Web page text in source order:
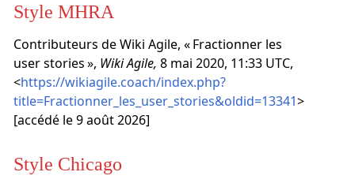
Style MHRA
Contributeurs de Wiki Agile, « Fractionner les
user stories », Wiki Agile, 8 mai 2020, 11:33 UTC,
<https://wikiagile.coach/index.php?
title=Fractionner_les_user_stories&oldid=13341>
[accédé le 9 août 2026]
Style Chicago